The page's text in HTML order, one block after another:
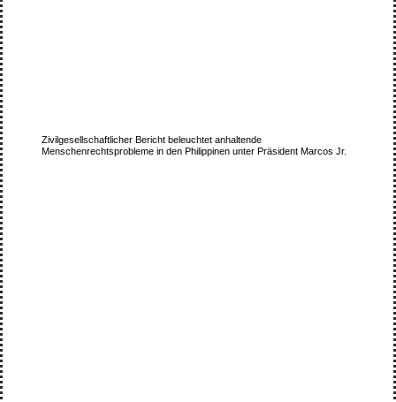
Zivilgesellschaftlicher Bericht beleuchtet anhaltende
Menschenrechtsprobleme in den Philippinen unter Präsident Marcos Jr.